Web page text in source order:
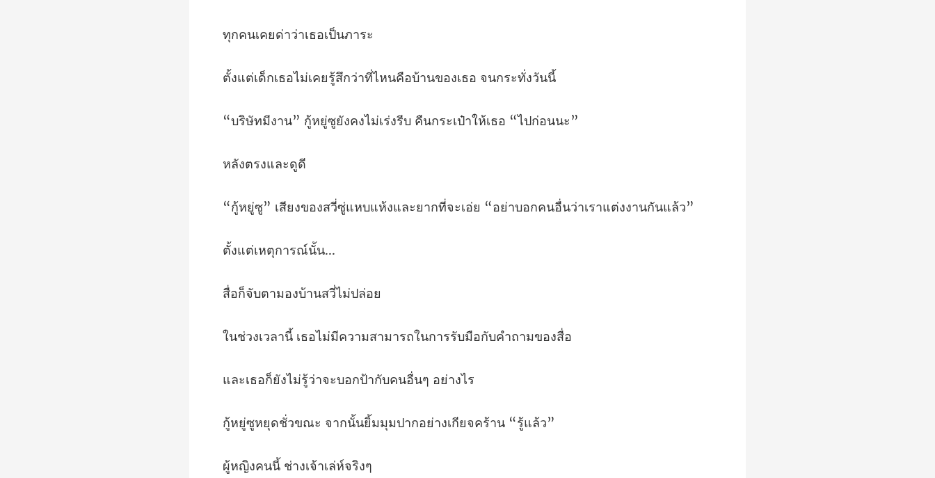
ด่าว่าเธ
ู้สึกว่าที่ไหนคือบ้าน
ูยังคงไม่เร่งรีบ คืนกร
ตรงแ
หบแห้งและยากที่จะเอ่ย “อย่าบ
เหตุการ
ามองบ้านสว
่มีความสามารถในการร
ู้ว่าจะบอกป้ากั
จากนั้นยิ้มมุมปากอย่า
ี้ ช่างเจ้